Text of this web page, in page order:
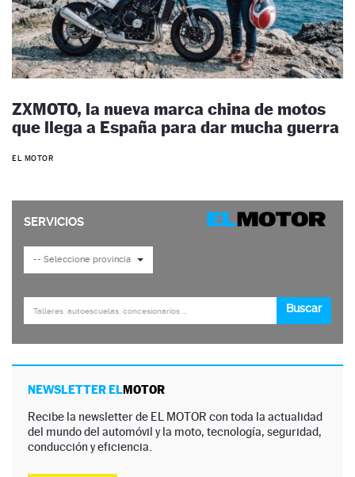
ZXMOTO, la nueva marca china de motos
que llega a España para dar mucha guerra
EL MOTOR
NEWSLETTER ELMOTOR
Recibe la newsletter de EL MOTOR con toda la actualidad
del mundo del automóvil y la moto, tecnología, seguridad,
conducción y eficiencia.